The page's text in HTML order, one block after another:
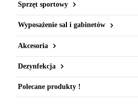
Sprzęt sportowy
Wyposażenie sal i gabinetów
Akcesoria
Dezynfekcja
Polecane produkty !